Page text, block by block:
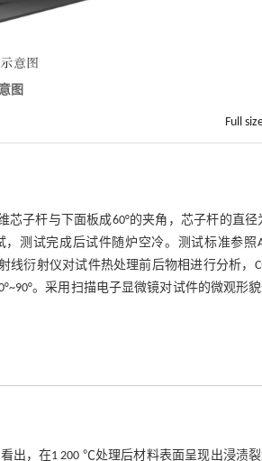
图
Full
芯子杆与下面板成60°的夹角，芯子杆的直径
测试完成后试件随炉空冷。测试标准参照
线衍射仪对试件热处理前后物相进行分析，
。采用扫描电子显微镜对试件的微观形
出，在1 200 ℃处理后材料表面呈现出浸渍裂